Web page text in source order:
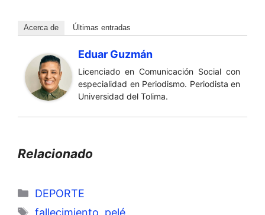
Acerca de Últimas entradas
Eduar Guzmán
Licenciado en Comunicación Social con
especialidad en Periodismo. Periodista en
Universidad del Tolima.
Relacionado
Categorías
DEPORTE
Etiquetas
fallecimiento pelé